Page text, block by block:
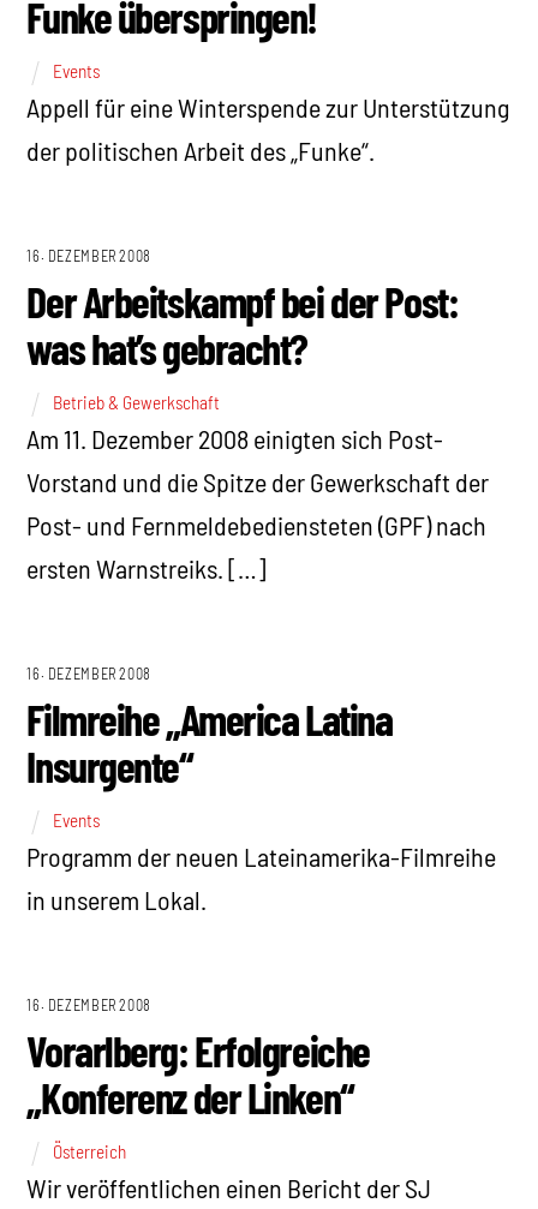
Funke überspringen!
Events
Appell für eine Winterspende zur Unterstützung
der politischen Arbeit des „Funke“.
16. DEZEMBER 2008
Der Arbeitskampf bei der Post:
was hat’s gebracht?
Betrieb & Gewerkschaft
Am 11. Dezember 2008 einigten sich Post-
Vorstand und die Spitze der Gewerkschaft der
Post- und Fernmeldebediensteten (GPF) nach
ersten Warnstreiks. […]
16. DEZEMBER 2008
Filmreihe „America Latina
Insurgente“
Events
Programm der neuen Lateinamerika-Filmreihe
in unserem Lokal.
16. DEZEMBER 2008
Vorarlberg: Erfolgreiche
„Konferenz der Linken“
Österreich
Wir veröffentlichen einen Bericht der SJ